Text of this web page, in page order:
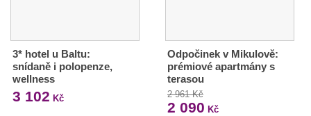
3* hotel u Baltu:
snídaně i polopenze,
wellness
3 102 Kč
Odpočinek v Mikulově:
prémiové apartmány s
terasou
2 961 Kč
2 090 Kč